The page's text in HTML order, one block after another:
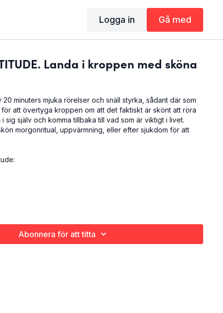
Logga in Gå med
Landa i kroppen med sköna
minuters mjuka rörelser och snäll styrka, sådant där som
att övertyga kroppen om att det faktiskt är skönt att röra
sig själv och komma tillbaka till vad som är viktigt i livet.
morgonritual, uppvärmning, eller efter sjukdom för att
Kolla in
Abonnera för att titta